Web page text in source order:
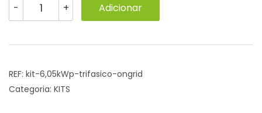
- + Adicionar
REF: kit-6,05kWp-trifasico-ongrid
Categoria: KITS